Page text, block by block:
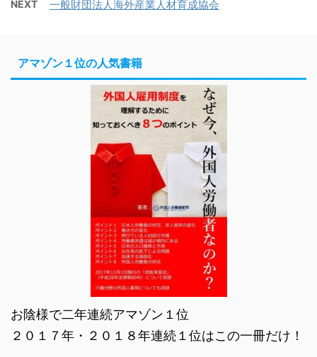
NEXT 一般財団法人海外産業人材育成協会
アマゾン１位の人気書籍
お陰様で二年連続アマゾン１位
２０１７年・２０１８年連続１位はこの一冊だけ！